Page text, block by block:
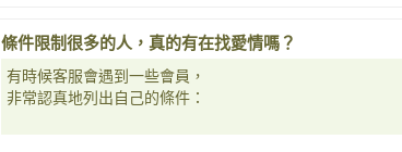
條件限制很多的人，真的有在找愛情嗎？
有時候客服會遇到一些會員，
非常認真地列出自己的條件：